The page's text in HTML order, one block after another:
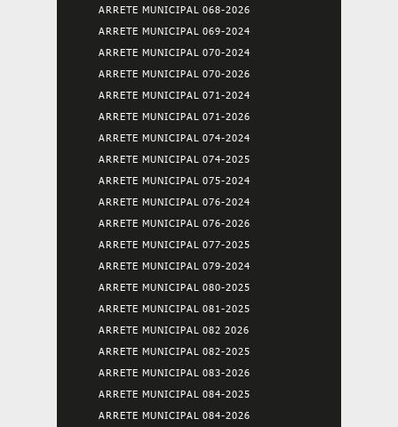
ARRETE MUNICIPAL 068-2026
ARRETE MUNICIPAL 069-2024
ARRETE MUNICIPAL 070-2024
ARRETE MUNICIPAL 070-2026
ARRETE MUNICIPAL 071-2024
ARRETE MUNICIPAL 071-2026
ARRETE MUNICIPAL 074-2024
ARRETE MUNICIPAL 074-2025
ARRETE MUNICIPAL 075-2024
ARRETE MUNICIPAL 076-2024
ARRETE MUNICIPAL 076-2026
ARRETE MUNICIPAL 077-2025
ARRETE MUNICIPAL 079-2024
ARRETE MUNICIPAL 080-2025
ARRETE MUNICIPAL 081-2025
ARRETE MUNICIPAL 082 2026
ARRETE MUNICIPAL 082-2025
ARRETE MUNICIPAL 083-2026
ARRETE MUNICIPAL 084-2025
ARRETE MUNICIPAL 084-2026